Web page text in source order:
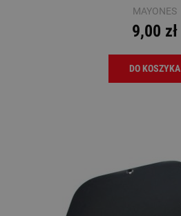
MAYONES
9,00 zł
DO KOSZYKA